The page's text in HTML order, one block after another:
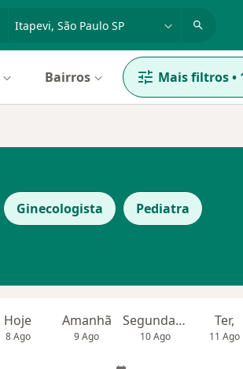
Bairros Mais filtros•
Ginecologista Pediatra
Hoje
8 Ago
Amanhã
9 Ago
Segunda-feira
10 Ago
Ter,
11 Ago